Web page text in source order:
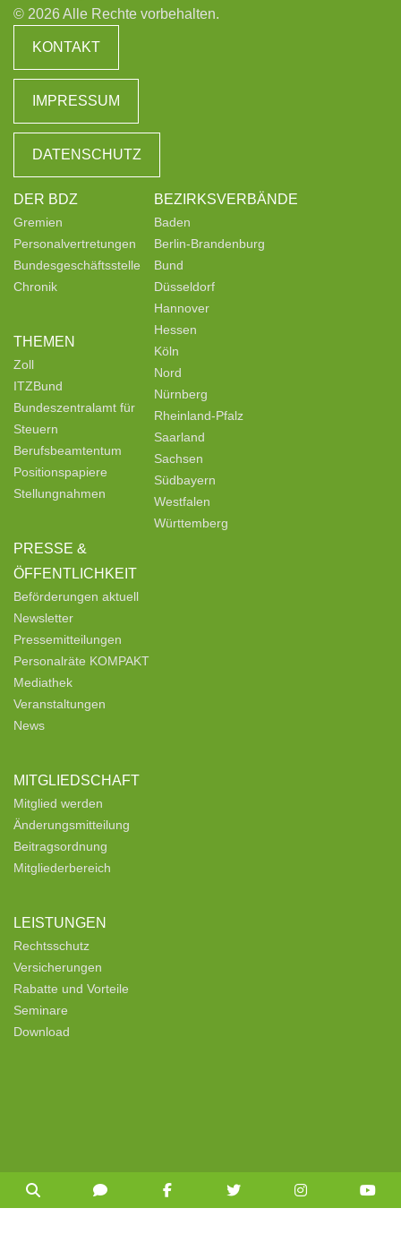
© 2026 Alle Rechte vorbehalten.
KONTAKT
IMPRESSUM
DATENSCHUTZ
DER BDZ
Gremien
Personalvertretungen
Bundesgeschäftsstelle
Chronik
THEMEN
Zoll
ITZBund
Bundeszentralamt für
Steuern
Berufsbeamtentum
Positionspapiere
Stellungnahmen
PRESSE &
ÖFFENTLICHKEIT
Beförderungen aktuell
Newsletter
Pressemitteilungen
Personalräte KOMPAKT
Mediathek
Veranstaltungen
News
MITGLIEDSCHAFT
Mitglied werden
Änderungsmitteilung
Beitragsordnung
Mitgliederbereich
LEISTUNGEN
Rechtsschutz
Versicherungen
Rabatte und Vorteile
Seminare
Download
BEZIRKSVERBÄNDE
Baden
Berlin-Brandenburg
Bund
Düsseldorf
Hannover
Hessen
Köln
Nord
Nürnberg
Rheinland-Pfalz
Saarland
Sachsen
Südbayern
Westfalen
Württemberg